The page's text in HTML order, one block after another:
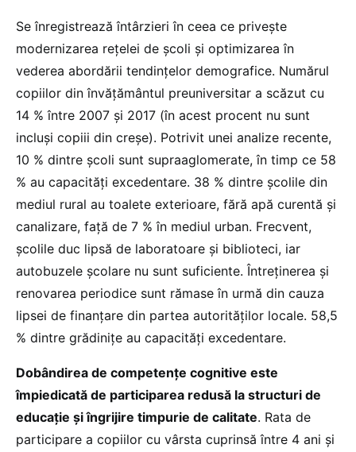
Se înregistrează întârzieri în ceea ce privește
modernizarea rețelei de școli și optimizarea în
vederea abordării tendințelor demografice. Numărul
copiilor din învățământul preuniversitar a scăzut cu
14 % între 2007 și 2017 (în acest procent nu sunt
incluși copiii din creșe). Potrivit unei analize recente,
10 % dintre școli sunt supraaglomerate, în timp ce 58
% au capacități excedentare. 38 % dintre școlile din
mediul rural au toalete exterioare, fără apă curentă și
canalizare, față de 7 % în mediul urban. Frecvent,
școlile duc lipsă de laboratoare și biblioteci, iar
autobuzele școlare nu sunt suficiente. Întreținerea și
renovarea periodice sunt rămase în urmă din cauza
lipsei de finanțare din partea autorităților locale. 58,5
% dintre grădinițe au capacități excedentare.
Dobândirea de competențe cognitive este
împiedicată de participarea redusă la structuri de
educație și îngrijire timpurie de calitate. Rata de
participare a copiilor cu vârsta cuprinsă între 4 ani și